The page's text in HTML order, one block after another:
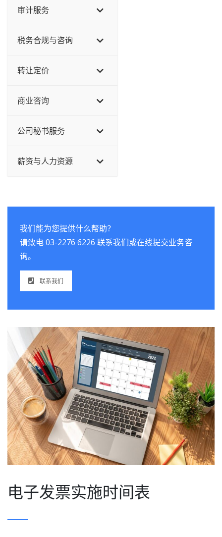
审计服务
税务合规与咨询
转让定价
商业咨询
公司秘书服务
薪资与人力资源
我们能为您提供什么帮助？
请致电 03-2276 6226 联系我们或在线提交业务咨
询。
联系我们
电子发票实施时间表